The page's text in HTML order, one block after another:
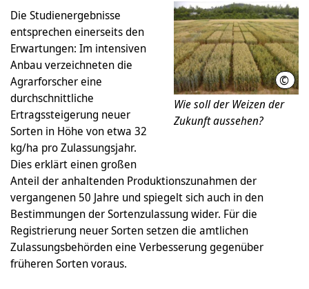
©
Wie soll der Weizen der
Zukunft aussehen?
Die Studienergebnisse
entsprechen einerseits den
Erwartungen: Im intensiven
Anbau verzeichneten die
Agrarforscher eine
durchschnittliche
Ertragssteigerung neuer
Sorten in Höhe von etwa 32
kg/ha pro Zulassungsjahr.
Dies erklärt einen großen
Anteil der anhaltenden Produktionszunahmen der
vergangenen 50 Jahre und spiegelt sich auch in den
Bestimmungen der Sortenzulassung wider. Für die
Registrierung neuer Sorten setzen die amtlichen
Zulassungsbehörden eine Verbesserung gegenüber
früheren Sorten voraus.